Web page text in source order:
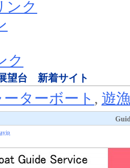
ンク
ク
望台 新着サイト
ターボート , 遊